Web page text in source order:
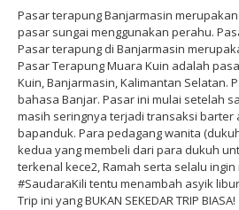
Pasar terapung Banjarmasin
pasar sungai menggunakan perahu.
Pasar terapung di Banjarmasin
Pasar Terapung Muara Kuin adalah
Kuin, Banjarmasin, Kalimantan Selatan.
bahasa Banjar. Pasar ini mulai setelah
masih seringnya terjadi transaksi
bapanduk. Para pedagang wanita
kedua yang membeli dari para dukuh
terkenal kece2, Ramah serta selalu
#SaudaraKili tentu menambah asyik
Trip ini yang BUKAN SEKEDAR TRIP BIASA!